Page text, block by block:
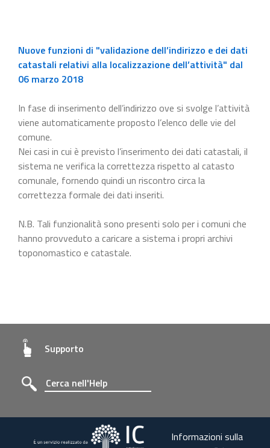
Nuove funzioni di "validazione dell’indirizzo e dei dati
catastali relativi alla localizzazione dell’attività" dal
06 marzo 2018
In fase di inserimento dell’indirizzo ove si svolge l’attività
viene automaticamente proposto l’elenco delle vie del
comune.
Nei casi in cui è previsto l’inserimento dei dati catastali, il
sistema ne verifica la correttezza rispetto al catasto
comunale, fornendo quindi un riscontro circa la
correttezza formale dei dati inseriti.
N.B. Tali funzionalità sono presenti solo per i comuni che
hanno provveduto a caricare a sistema i propri archivi
toponomastico e catastale.
Supporto
Informazioni sulla